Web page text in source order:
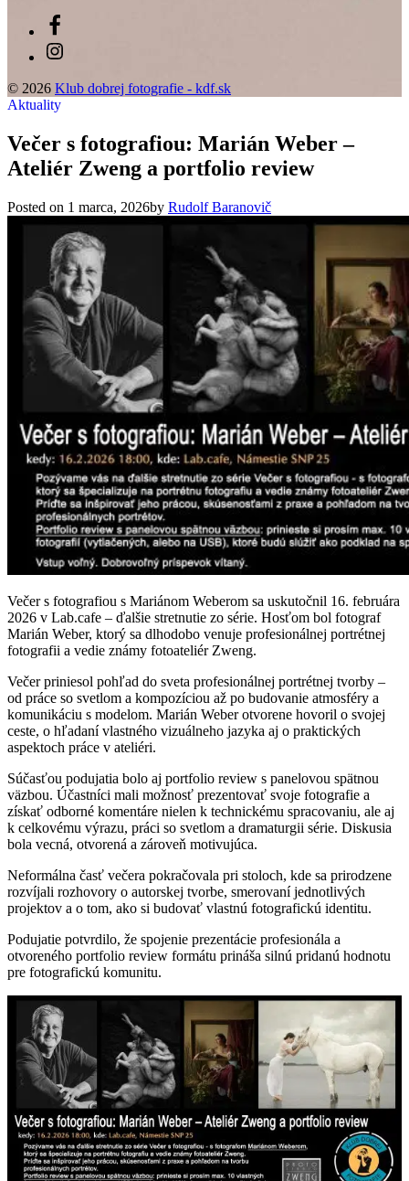
Facebook
Instagram
© 2026 Klub dobrej fotografie - kdf.sk
Aktuality
Večer s fotografiou: Marián Weber –
Ateliér Zweng a portfolio review
Posted on 1 marca, 2026by Rudolf Baranovič
Večer s fotografiou s Mariánom Weberom sa uskutočnil 16. februára
2026 v Lab.cafe – ďalšie stretnutie zo série. Hosťom bol fotograf
Marián Weber, ktorý sa dlhodobo venuje profesionálnej portrétnej
fotografii a vedie známy fotoateliér Zweng.
Večer priniesol pohľad do sveta profesionálnej portrétnej tvorby –
od práce so svetlom a kompozíciou až po budovanie atmosféry a
komunikáciu s modelom. Marián Weber otvorene hovoril o svojej
ceste, o hľadaní vlastného vizuálneho jazyka aj o praktických
aspektoch práce v ateliéri.
Súčasťou podujatia bolo aj portfolio review s panelovou spätnou
väzbou. Účastníci mali možnosť prezentovať svoje fotografie a
získať odborné komentáre nielen k technickému spracovaniu, ale aj
k celkovému výrazu, práci so svetlom a dramaturgii série. Diskusia
bola vecná, otvorená a zároveň motivujúca.
Neformálna časť večera pokračovala pri stoloch, kde sa prirodzene
rozvíjali rozhovory o autorskej tvorbe, smerovaní jednotlivých
projektov a o tom, ako si budovať vlastnú fotografickú identitu.
Podujatie potvrdilo, že spojenie prezentácie profesionála a
otvoreného portfolio review formátu prináša silnú pridanú hodnotu
pre fotografickú komunitu.